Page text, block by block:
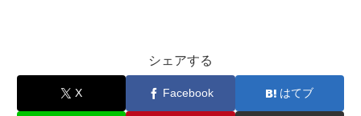
シェアする
X Facebook はてブ